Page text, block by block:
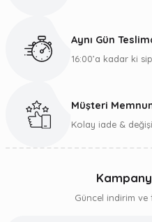
Aynı Gün
16:00’a kadar ki
Müşteri
Kolay iade &
Güncel indirim ve